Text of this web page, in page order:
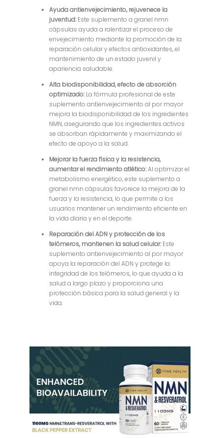
Ayuda antienvejecimiento, rejuvenece la
juventud: Este suplemento a granel nmn
cápsulas ayuda a ralentizar el proceso de
envejecimiento mediante la promoción de la
reparación celular y efectos antioxidantes, el
mantenimiento de un estado juvenil y
apariencia saludable.
Alta biodisponibilidad, efecto de absorción
optimizado: La fórmula profesional de este
suplemento antienvejecimiento al por mayor
mejora la biodisponibilidad de los ingredientes
NMN, asegurando que los ingredientes activos
se absorban rápidamente y maximizando el
efecto de apoyo a la salud.
Mejorar la fuerza física y la resistencia,
aumentar el rendimiento atlético:Al optimizar el
metabolismo energético, este suplemento a
granel nmn cápsulas favorece la mejora de la
fuerza y la resistencia, lo que permite a los
usuarios mantener un rendimiento eficiente en
la vida diaria y en el deporte.
Reparación del ADN y protección de los
telómeros, mantienen la salud celular: Este
suplemento antienvejecimiento al por mayor
apoya la reparación del ADN y protege la
integridad de los telómeros, lo que ayuda a la
salud a largo plazo y proporciona una
protección básica para la salud general y la
vida.